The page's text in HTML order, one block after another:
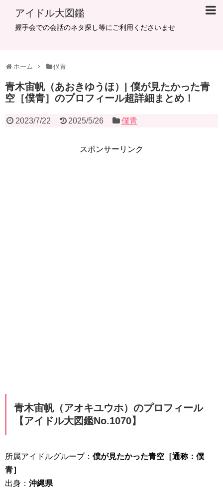
アイドル大図鑑
握手会での会話のネタ探し等にご利用くださいませ
ホーム 僕青
青木宙帆（あおきゆうほ）| 僕が見たかった青
空［僕青］のプロフィール超詳細まとめ！
2023/7/22 2025/5/26 僕青
スポンサーリンク
青木宙帆（アオキユウホ）のプロフィール
【アイドル大図鑑No.1070】
所属アイドルグループ： 僕が見たかった青空［通称：僕
青］
出身： 沖縄県